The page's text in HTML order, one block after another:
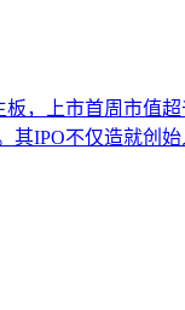
，上市首周市值
IPO不仅造就